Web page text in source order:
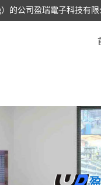
的公司盈瑞電子科技有限